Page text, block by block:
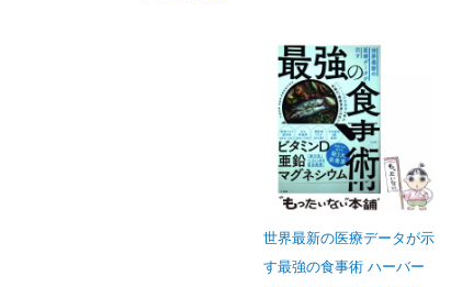
世界最新の医療データが示
す最強の食事術 ハーバー